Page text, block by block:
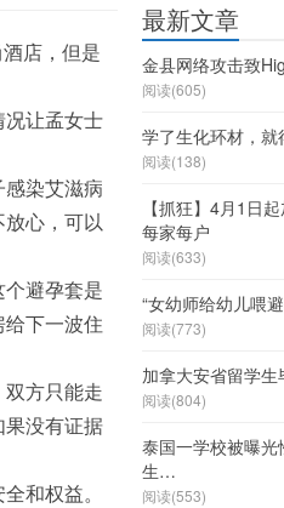
店，但是
让孟女士
染艾滋病
心，可以
避孕套是
下一波住
方只能走
没有证据
和权益。
最新文章
金县网络攻击致
阅读(605)
学了生化环材，就
阅读(138)
【抓狂】4月1日
每家每户
阅读(633)
“女幼师给幼儿喂
阅读(773)
加拿大安省留学生
阅读(804)
泰国一学校被曝光
生…
阅读(553)